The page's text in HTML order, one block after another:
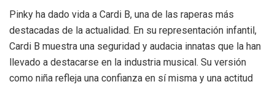
Pinky ha dado vida a Cardi B, una de las raperas más
destacadas de la actualidad. En su representación infantil,
Cardi B muestra una seguridad y audacia innatas que la han
llevado a destacarse en la industria musical. Su versión
como niña refleja una confianza en sí misma y una actitud